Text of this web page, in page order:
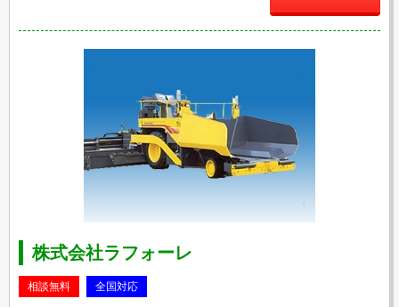
株式会社ラフォーレ
相談無料 全国対応